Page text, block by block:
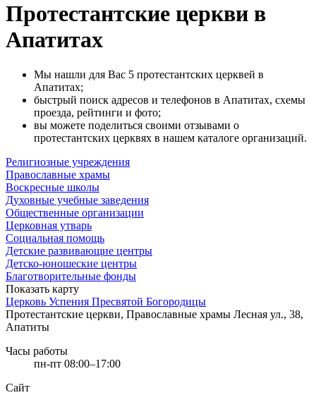
Протестантские церкви в
Апатитах
Мы нашли для Вас 5 протестантских церквей в
Апатитах;
быстрый поиск адресов и телефонов в Апатитах, схемы
проезда, рейтинги и фото;
вы можете поделиться своими отзывами о
протестантских церквях в нашем каталоге организаций.
Религиозные учреждения
Православные храмы
Воскресные школы
Духовные учебные заведения
Общественные организации
Церковная утварь
Социальная помощь
Детские развивающие центры
Детско-юношеские центры
Благотворительные фонды
Показать карту
Церковь Успения Пресвятой Богородицы
Протестантские церкви, Православные храмы Лесная ул., 38,
Апатиты
Часы работы
пн-пт 08:00–17:00
Сайт